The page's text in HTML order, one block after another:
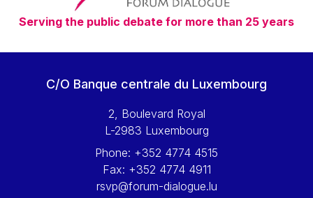
Vítor Manuel da Silva Caldeira
Viviane Reding
Walter Hagg
Wolfgang Ketterle
Yossi Beillin
Yves FRANCHET
Serving the public debate for more than 25 years
C/O Banque centrale du Luxembourg
2, Boulevard Royal
L-2983 Luxembourg
Phone: +352 4774 4515
Fax: +352 4774 4911
rsvp@forum-dialogue.lu